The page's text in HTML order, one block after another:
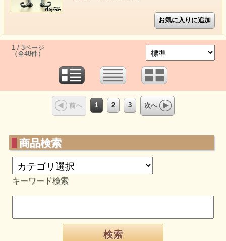
1 / 3ページ
（全48件）
前へ 1 2 3 次へ
商品検索
キーワード検索